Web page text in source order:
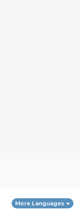
More Languages